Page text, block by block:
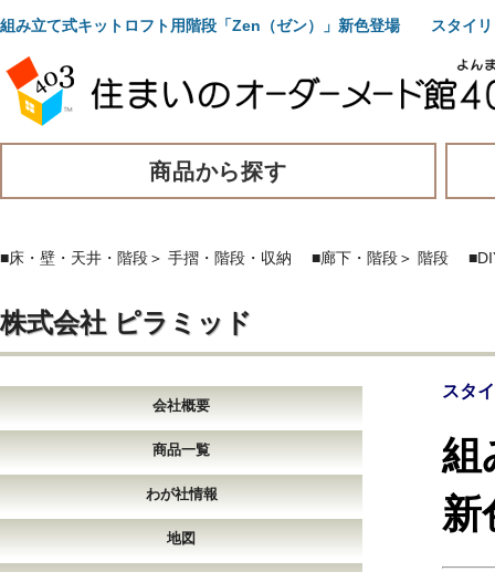
組み立て式キットロフト用階段「Zen（ゼン）」新色登場 スタイリ
商品から探す
■床・壁・天井・階段＞ 手摺・階段・収納 ■廊下・階段＞ 階段
株式会社 ピラミッド
会社概要
商品一覧
わが社情報
地図
スタ
組
新